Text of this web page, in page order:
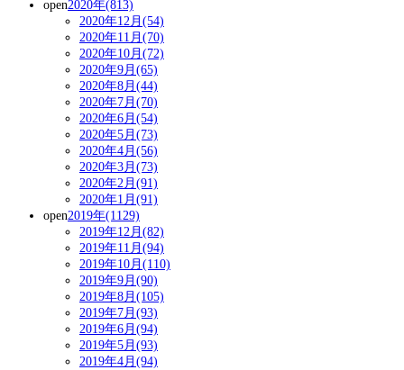
open2020年(813)
2020年12月(54)
2020年11月(70)
2020年10月(72)
2020年9月(65)
2020年8月(44)
2020年7月(70)
2020年6月(54)
2020年5月(73)
2020年4月(56)
2020年3月(73)
2020年2月(91)
2020年1月(91)
open2019年(1129)
2019年12月(82)
2019年11月(94)
2019年10月(110)
2019年9月(90)
2019年8月(105)
2019年7月(93)
2019年6月(94)
2019年5月(93)
2019年4月(94)